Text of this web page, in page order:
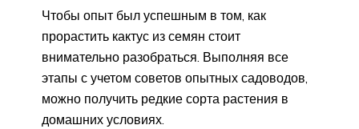
Чтобы опыт был успешным в том, как
прорастить кактус из семян стоит
внимательно разобраться. Выполняя все
этапы с учетом советов опытных садоводов,
можно получить редкие сорта растения в
домашних условиях.